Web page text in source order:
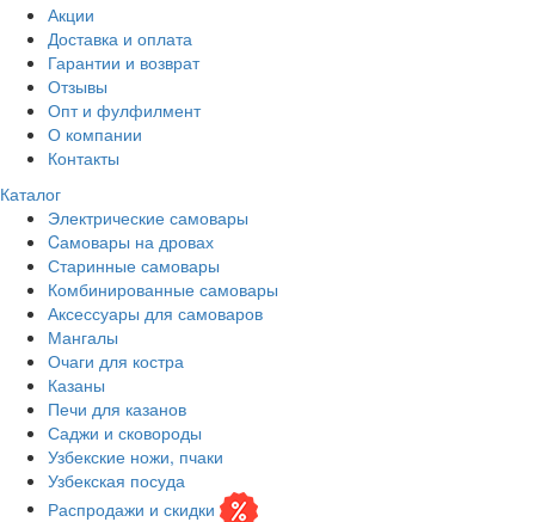
Акции
Доставка и оплата
Гарантии и возврат
Отзывы
Опт и фулфилмент
О компании
Контакты
Каталог
Электрические самовары
Cамовары на дровах
Старинные самовары
Комбинированные самовары
Аксессуары для самоваров
Мангалы
Очаги для костра
Казаны
Печи для казанов
Саджи и сковороды
Узбекские ножи, пчаки
Узбекская посуда
Распродажи и скидки